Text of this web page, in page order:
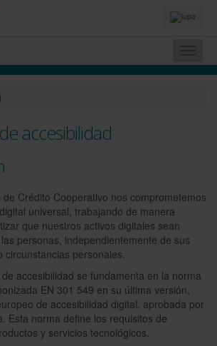
Idiomas
y
accesibilidad
de Crédito Cooperativo nos comprometemos
universal, trabajando de manera
que nuestros activos digitales sean
personas, independientemente de sus
circunstancias personales.
accesibilidad se fundamenta en la norma
EN 301 549 en su última versión,
de accesibilidad digital, aprobada por
Esta norma define los requisitos de
y servicios tecnológicos.